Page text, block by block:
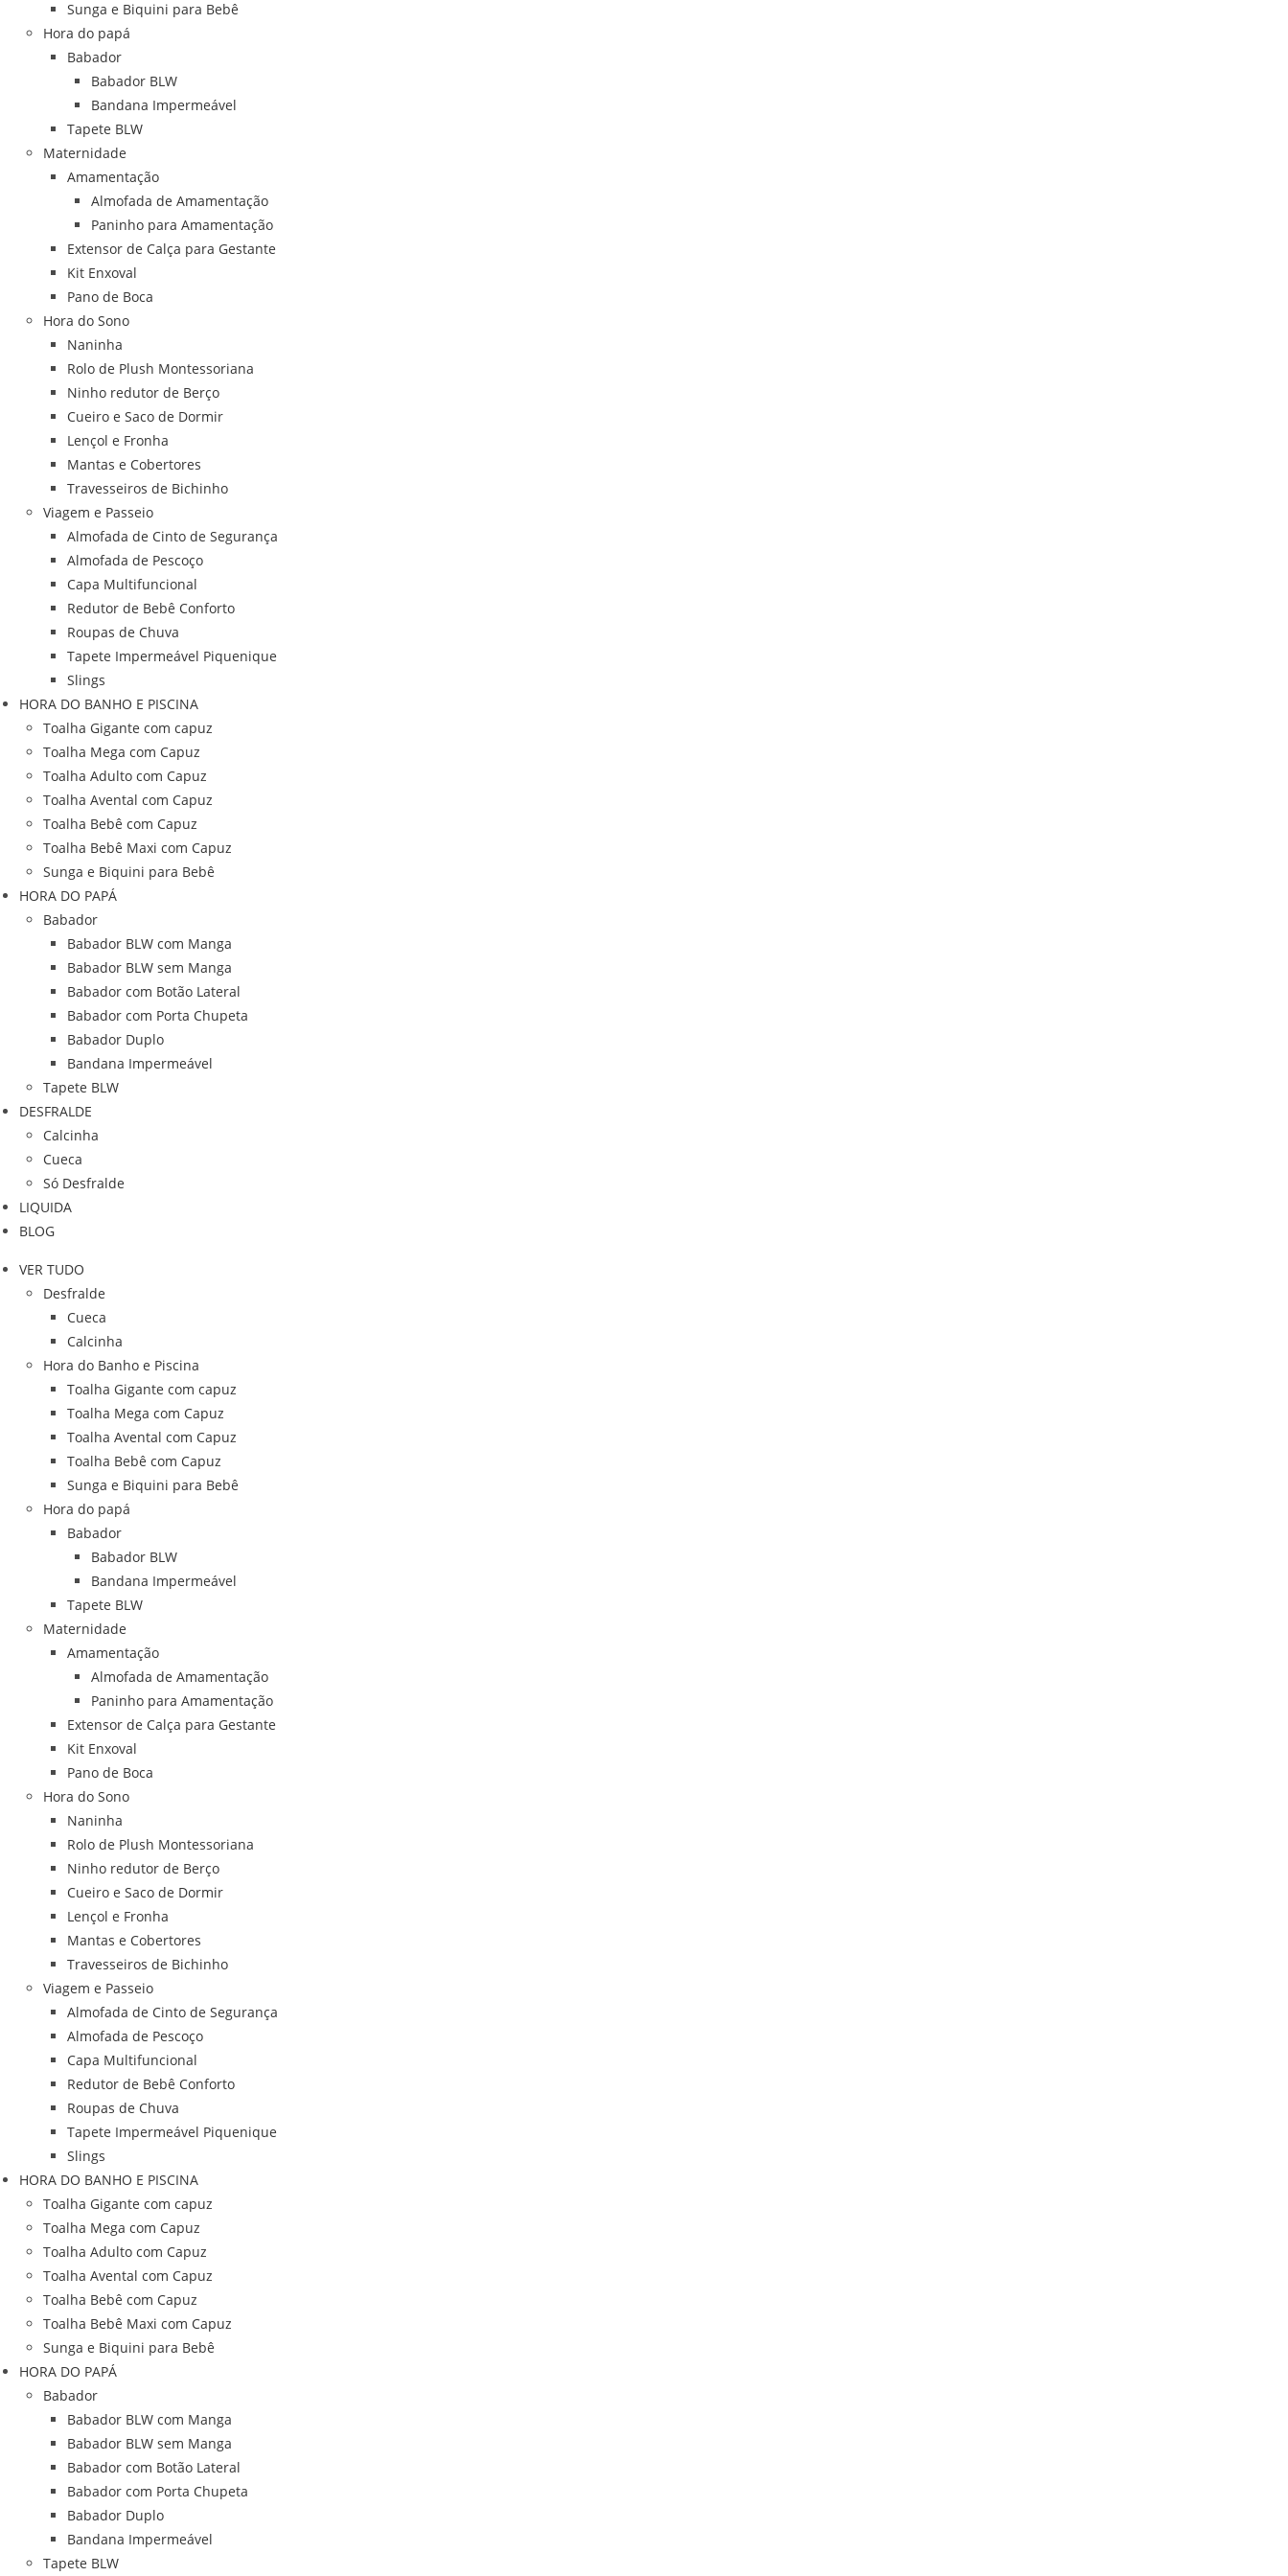
Sunga e Biquini para Bebê
Hora do papá
Babador
Babador BLW
Bandana Impermeável
Tapete BLW
Maternidade
Amamentação
Almofada de Amamentação
Paninho para Amamentação
Extensor de Calça para Gestante
Kit Enxoval
Pano de Boca
Hora do Sono
Naninha
Rolo de Plush Montessoriana
Ninho redutor de Berço
Cueiro e Saco de Dormir
Lençol e Fronha
Mantas e Cobertores
Travesseiros de Bichinho
Viagem e Passeio
Almofada de Cinto de Segurança
Almofada de Pescoço
Capa Multifuncional
Redutor de Bebê Conforto
Roupas de Chuva
Tapete Impermeável Piquenique
Slings
HORA DO BANHO E PISCINA
Toalha Gigante com capuz
Toalha Mega com Capuz
Toalha Adulto com Capuz
Toalha Avental com Capuz
Toalha Bebê com Capuz
Toalha Bebê Maxi com Capuz
Sunga e Biquini para Bebê
HORA DO PAPÁ
Babador
Babador BLW com Manga
Babador BLW sem Manga
Babador com Botão Lateral
Babador com Porta Chupeta
Babador Duplo
Bandana Impermeável
Tapete BLW
DESFRALDE
Calcinha
Cueca
Só Desfralde
LIQUIDA
BLOG
VER TUDO
Desfralde
Cueca
Calcinha
Hora do Banho e Piscina
Toalha Gigante com capuz
Toalha Mega com Capuz
Toalha Avental com Capuz
Toalha Bebê com Capuz
Sunga e Biquini para Bebê
Hora do papá
Babador
Babador BLW
Bandana Impermeável
Tapete BLW
Maternidade
Amamentação
Almofada de Amamentação
Paninho para Amamentação
Extensor de Calça para Gestante
Kit Enxoval
Pano de Boca
Hora do Sono
Naninha
Rolo de Plush Montessoriana
Ninho redutor de Berço
Cueiro e Saco de Dormir
Lençol e Fronha
Mantas e Cobertores
Travesseiros de Bichinho
Viagem e Passeio
Almofada de Cinto de Segurança
Almofada de Pescoço
Capa Multifuncional
Redutor de Bebê Conforto
Roupas de Chuva
Tapete Impermeável Piquenique
Slings
HORA DO BANHO E PISCINA
Toalha Gigante com capuz
Toalha Mega com Capuz
Toalha Adulto com Capuz
Toalha Avental com Capuz
Toalha Bebê com Capuz
Toalha Bebê Maxi com Capuz
Sunga e Biquini para Bebê
HORA DO PAPÁ
Babador
Babador BLW com Manga
Babador BLW sem Manga
Babador com Botão Lateral
Babador com Porta Chupeta
Babador Duplo
Bandana Impermeável
Tapete BLW